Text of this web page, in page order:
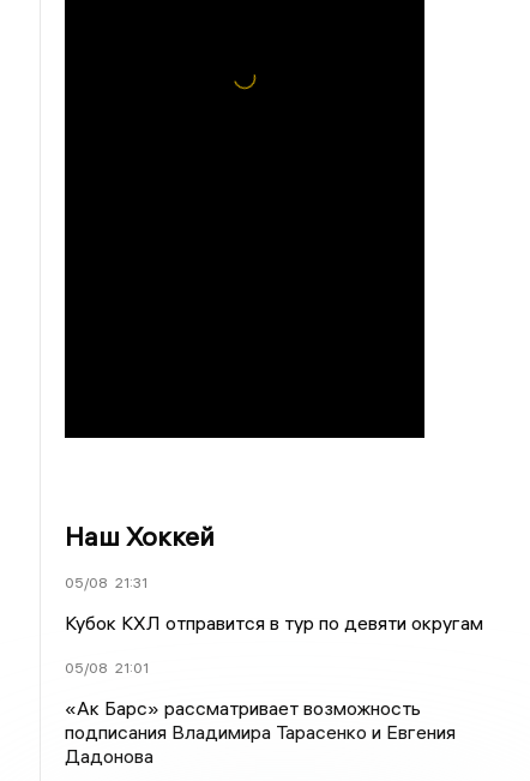
Наш Хоккей
05/08 21:31
Кубок КХЛ отправится в тур по девяти округам
05/08 21:01
«Ак Барс» рассматривает возможность
подписания Владимира Тарасенко и Евгения
Дадонова